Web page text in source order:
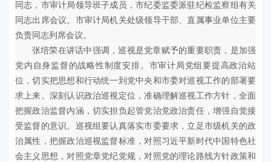
同志，市审计局领导班子成员，市纪委监委派驻纪检监察组有关
同志出席会议。市审计局机关处级领导干部、直属事业单位主要
负责同志列席会议。
张培荣在讲话中强调，巡视是党章赋予的重要职责，是加强
党内自身监督的战略性制度安排。市审计局党组要提高政治站
位，切实把思想和行动统一到党中央和市委对巡视工作的部署要
求上来。深刻认识政治巡视定位，准确理解巡视工作方针，全面
把握政治监督内涵，切实担负起管党治党政治责任，增强自觉接
受监督的意识。巡视组要认真落实市委要求，立足市级机关的政
治属性，把握政治巡视监督标准，对照习近平新时代中国特色社
会主义思想，对照党章党纪党规，对照党的理论路线方针政策和